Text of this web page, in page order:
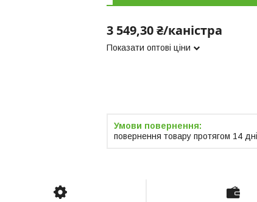
3 549,30 ₴/каністра
Показати оптові ціни
повернення товару протягом 14